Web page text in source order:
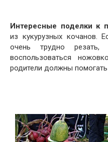
Интересные поделки к
из кукурузных кочанов.
очень трудно
воспользоваться
родители должны